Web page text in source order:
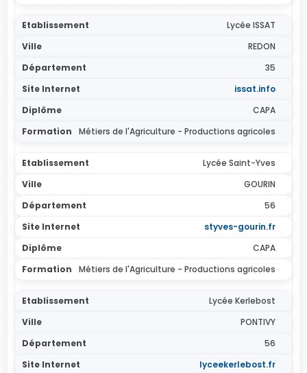
Lycée ISSAT
REDON
35
issat.info
CAPA
Métiers de l'Agriculture - Productions agricoles
Lycée Saint-Yves
GOURIN
56
styves-gourin.fr
CAPA
Métiers de l'Agriculture - Productions agricoles
Lycée Kerlebost
PONTIVY
56
lyceekerlebost.fr